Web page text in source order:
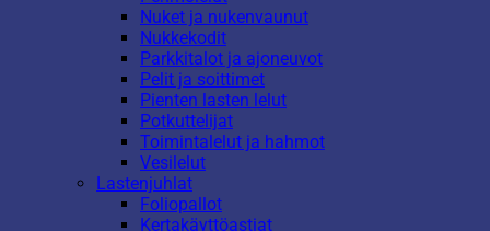
Nuket ja nukenvaunut
Nukkekodit
Parkkitalot ja ajoneuvot
Pelit ja soittimet
Pienten lasten lelut
Potkuttelijat
Toimintalelut ja hahmot
Vesilelut
Lastenjuhlat
Foliopallot
Kertakäyttöastiat